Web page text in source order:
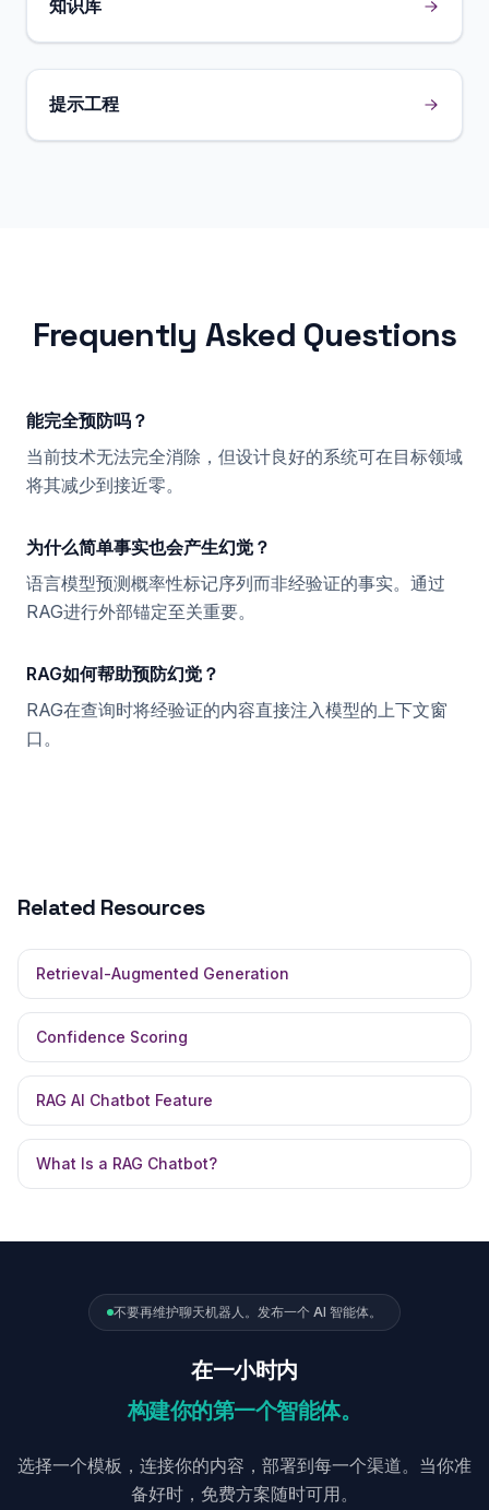
知识库
提示工程
Frequently Asked Questions
能完全预防吗？
当前技术无法完全消除，但设计良好的系统可在目标领域
将其减少到接近零。
为什么简单事实也会产生幻觉？
语言模型预测概率性标记序列而非经验证的事实。通过
RAG进行外部锚定至关重要。
RAG如何帮助预防幻觉？
RAG在查询时将经验证的内容直接注入模型的上下文窗
口。
Related Resources
Retrieval-Augmented Generation
Confidence Scoring
RAG AI Chatbot Feature
What Is a RAG Chatbot?
不要再维护聊天机器人。发布一个 AI 智能体。
在一小时内
构建你的第一个智能体。
选择一个模板，连接你的内容，部署到每一个渠道。当你准
备好时，免费方案随时可用。